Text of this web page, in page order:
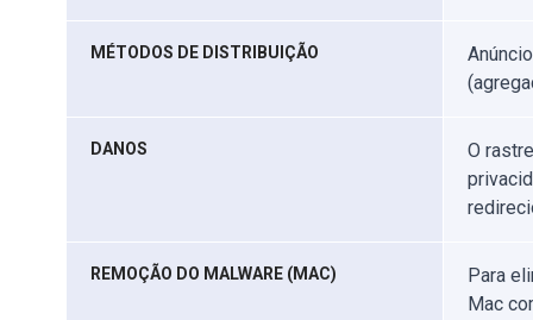
MÉTODOS DE DISTRIBUIÇÃO
DANOS
O
REMOÇÃO DO MALWARE (MAC)
Para
Mac